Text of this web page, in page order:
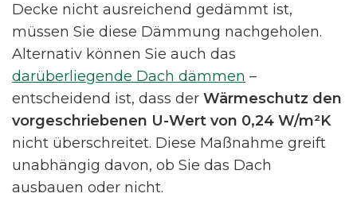
Decke nicht ausreichend gedämmt ist,
müssen Sie diese Dämmung nachgeholen.
Alternativ können Sie auch das
darüberliegende Dach dämmen –
entscheidend ist, dass der Wärmeschutz den
vorgeschriebenen U-Wert von 0,24 W/m²K
nicht überschreitet. Diese Maßnahme greift
unabhängig davon, ob Sie das Dach
ausbauen oder nicht.